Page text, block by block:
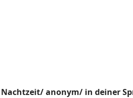
anonym/ in deiner